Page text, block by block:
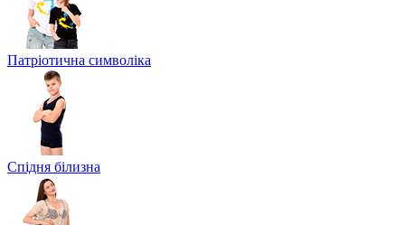
Патріотична символіка
Спідня білизна